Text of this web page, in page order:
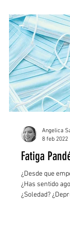
Fatiga
¿Desde que
¿Has sentido
¿Soledad?
Angelica
8 feb 2022